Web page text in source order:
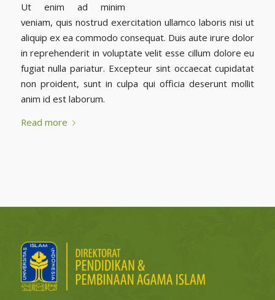
Ut enim ad minim
veniam, quis nostrud exercitation ullamco laboris nisi ut
aliquip ex ea commodo consequat. Duis aute irure dolor
in reprehenderit in voluptate velit esse cillum dolore eu
fugiat nulla pariatur. Excepteur sint occaecat cupidatat
non proident, sunt in culpa qui officia deserunt mollit
anim id est laborum.
Read more